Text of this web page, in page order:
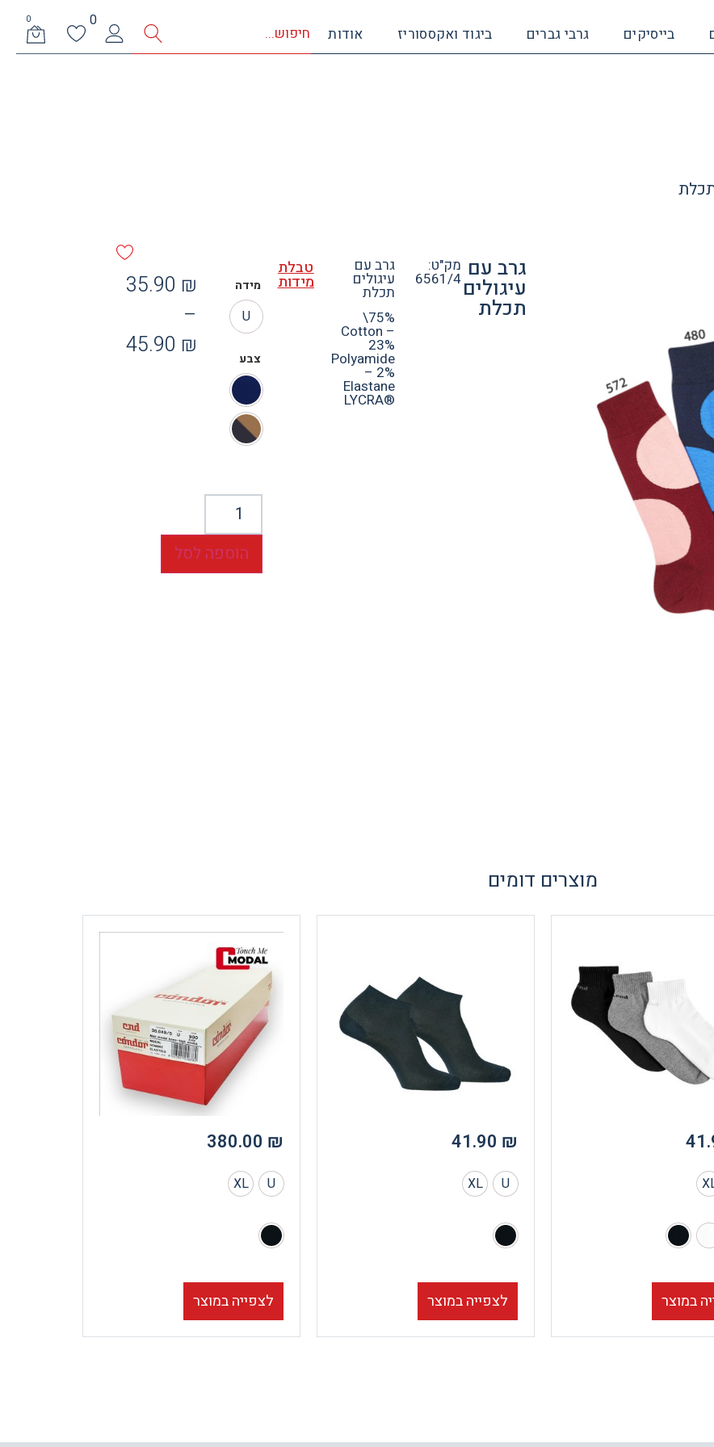
בייסיקים גרבי גברים ביגוד ואקססוריז אודות
0
0
גרב עם
עיגולים
תכלת
מק"ט:
6561/4
גרב עם
עיגולים
תכלת
\75%
Cotton –
23%
Polyamide
– 2%
Elastane
LYCRA®
טבלת
מידות מידה
U
צבע
הוספה לסל
35.90 ₪
–
45.90 ₪
מוצרים דומים
במוצר
41.90 ₪
U
XL
לצפייה במוצר
380.00 ₪
U
XL
לצפייה במוצר